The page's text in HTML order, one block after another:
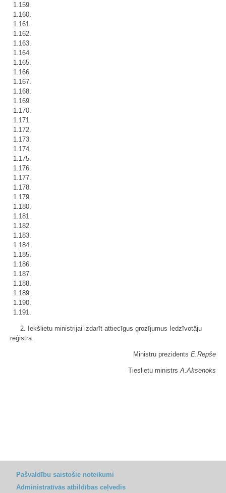
1.159.
1.160.
1.161.
1.162.
1.163.
1.164.
1.165.
1.166.
1.167.
1.168.
1.169.
1.170.
1.171.
1.172.
1.173.
1.174.
1.175.
1.176.
1.177.
1.178.
1.179.
1.180.
1.181.
1.182.
1.183.
1.184.
1.185.
1.186.
1.187.
1.188.
1.189.
1.190.
1.191.
2. Iekšlietu ministrijai izdarīt attiecīgus grozījumus Iedzīvotāju
reģistrā.
Ministru prezidents E.Repše
Tieslietu ministrsA.Aksenoks
Pašvaldību saistošie noteikumi
Administratīvās atbildības ceļvedis